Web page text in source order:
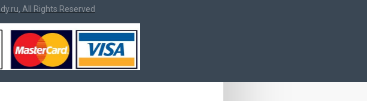
All Rights Reserved